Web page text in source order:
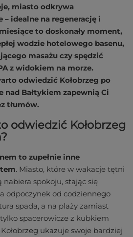
miasto odkrywa
idealne na regenerację i
to doskonały moment,
wodzie hotelowego basenu,
masażu czy spędzić
z widokiem na morze.
odwiedzić Kołobrzeg po
nad Bałtykiem zapewnią Ci
tłumów.
odwiedzić Kołobrzeg
to zupełnie inne
. Miasto, które w wakacje tętni
spokoju, stając się
odpoczynek od codziennego
spada, a na plaży zamiast
spacerowicze z kubkiem
ukazuje swoje bardziej